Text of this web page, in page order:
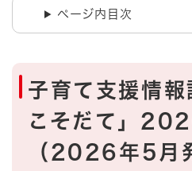
ページ内目次
子育て支援情
こそだて」
（2026年5月